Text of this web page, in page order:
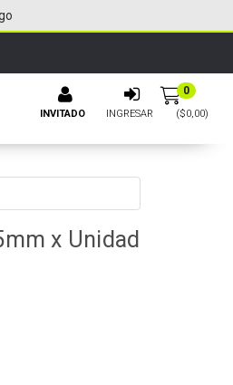
INVITADO INGRESAR
0
($0,00)
x Unidad